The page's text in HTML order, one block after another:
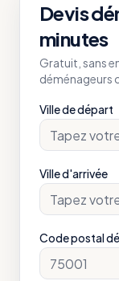
Devis
minutes
Gratuit, sans
déménageurs
Ville de départ
Ville d'arrivée
Code postal